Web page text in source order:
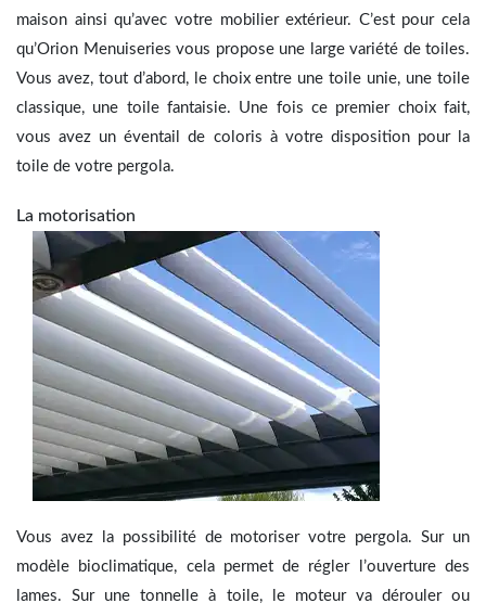
maison ainsi qu’avec votre mobilier extérieur. C’est pour cela
qu’Orion Menuiseries vous propose une large variété de toiles.
Vous avez, tout d’abord, le choix entre une toile unie, une toile
classique, une toile fantaisie. Une fois ce premier choix fait,
vous avez un éventail de coloris à votre disposition pour la
toile de votre pergola.
La motorisation
Vous avez la possibilité de motoriser votre pergola. Sur un
modèle bioclimatique, cela permet de régler l’ouverture des
lames. Sur une tonnelle à toile, le moteur va dérouler ou